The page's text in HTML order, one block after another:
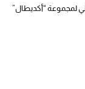
لمجموعة “أكديطال”